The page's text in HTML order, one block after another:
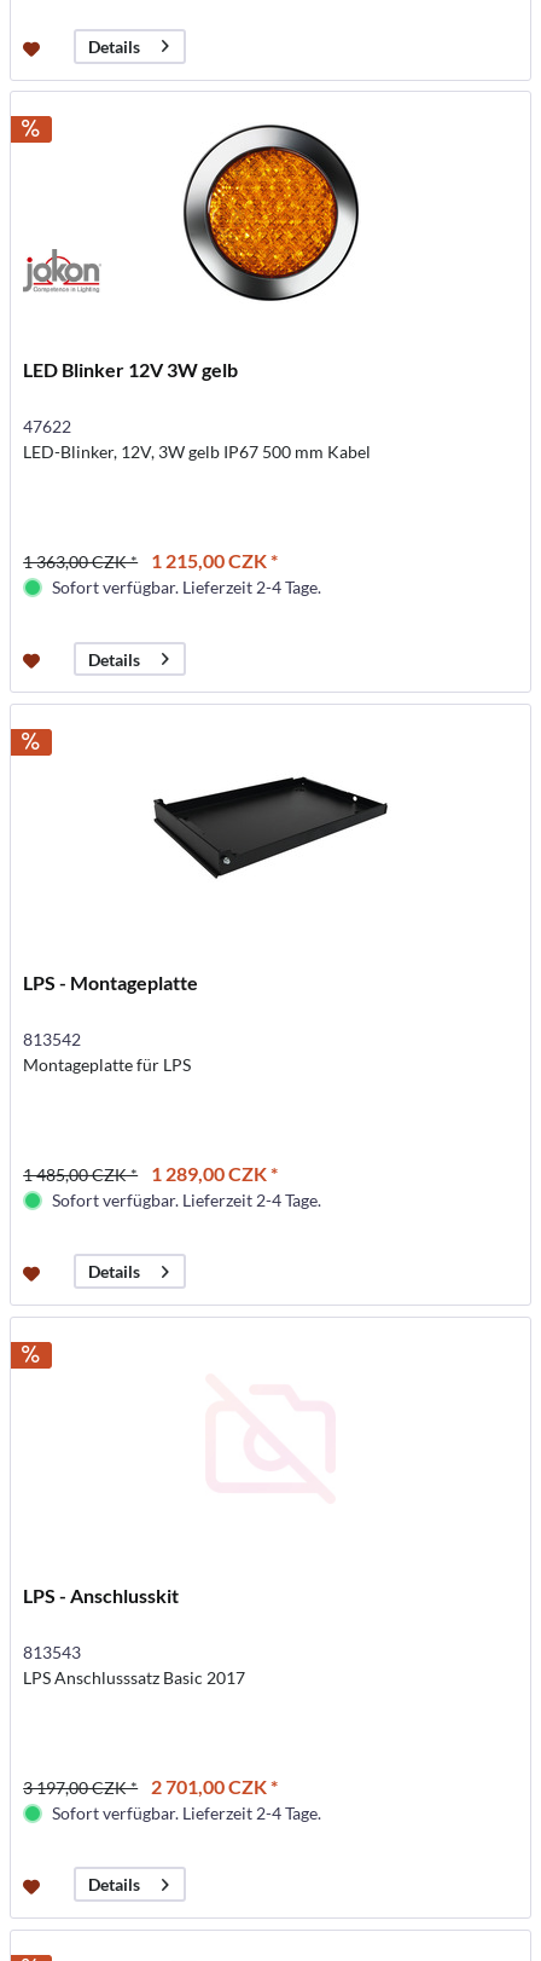
Details
LED Blinker 12V 3W gelb
47622
LED-Blinker, 12V, 3W gelb IP67 500 mm Kabel
1 363,00 CZK * 1 215,00 CZK *
Sofort verfügbar. Lieferzeit 2-4 Tage.
Details
LPS - Montageplatte
813542
Montageplatte für LPS
1 485,00 CZK * 1 289,00 CZK *
Sofort verfügbar. Lieferzeit 2-4 Tage.
Details
LPS - Anschlusskit
813543
LPS Anschlusssatz Basic 2017
3 197,00 CZK * 2 701,00 CZK *
Sofort verfügbar. Lieferzeit 2-4 Tage.
Details